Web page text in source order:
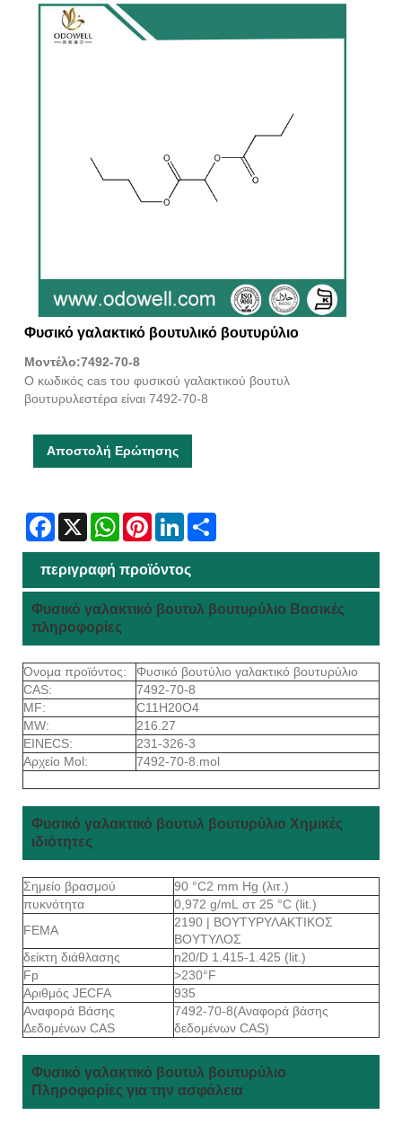
Φυσικό γαλακτικό βουτυλικό βουτυρύλιο
Μοντέλο:7492-70-8
Ο κωδικός cas του φυσικού γαλακτικού βουτυλ
βουτυρυλεστέρα είναι 7492-70-8
Αποστολή Ερώτησης
Facebook
X WhatsAppPinterestLinkedIn
περιγραφή προϊόντος
Φυσικό γαλακτικό βουτυλ βουτυρύλιο Βασικές
πληροφορίες
Όνομα προϊόντος:
Φυσικό βουτύλιο γαλακτικό βουτυρύλιο
CAS:
7492-70-8
MF:
C11H20O4
MW:
216.27
EINECS:
231-326-3
Αρχείο Mol:
7492-70-8.mol
Φυσικό γαλακτικό βουτυλ βουτυρύλιο Χημικές
ιδιότητες
Σημείο βρασμού
90 °C2 mm Hg (λιτ.)
πυκνότητα
0,972 g/mL στ 25 °C (lit.)
FEMA
2190 | ΒΟΥΤΥΡΥΛΑΚΤΙΚΟΣ
ΒΟΥΤΥΛΟΣ
δείκτη διάθλασης
n20/D 1.415-1.425 (lit.)
Fp
>230°F
Αριθμός JECFA
935
Αναφορά Βάσης
Δεδομένων CAS
7492-70-8(Αναφορά βάσης
δεδομένων CAS)
Φυσικό γαλακτικό βουτυλ βουτυρύλιο
Πληροφορίες για την ασφάλεια